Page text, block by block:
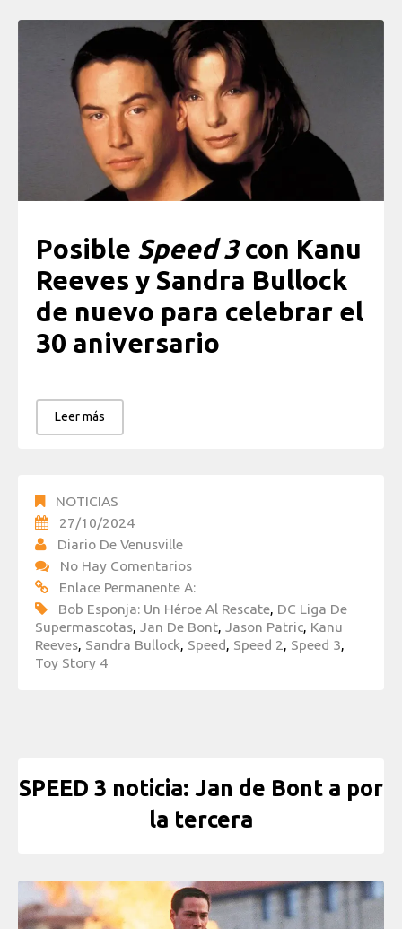
Posible Speed 3con Kanu
Reeves y Sandra Bullock
de nuevo para celebrar el
30 aniversario
Leer más
NOTICIAS
27/10/2024
Diario De Venusville
No Hay Comentarios
Enlace Permanente A:
Bob Esponja: Un Héroe Al Rescate, DC Liga De
Supermascotas, Jan De Bont, Jason Patric, Kanu
Reeves, Sandra Bullock, Speed, Speed 2, Speed 3,
Toy Story 4
SPEED 3 noticia: Jan de Bont a por
la tercera